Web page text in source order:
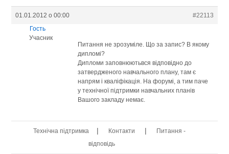
01.01.2012 о 00:00
#22113
Гость
Учасник
Питання не зрозуміле. Що за запис? В якому
дипломі?
Дипломи заповнюютьвся відповідно до
затвердженого навчального плану, там є
напрям і кваліфікація. На форумі, а тим паче
у технічної підтримки навчальних планів
Вашого закладу немає.
Технічна підтримка | Контакти |
Питання -
відповідь